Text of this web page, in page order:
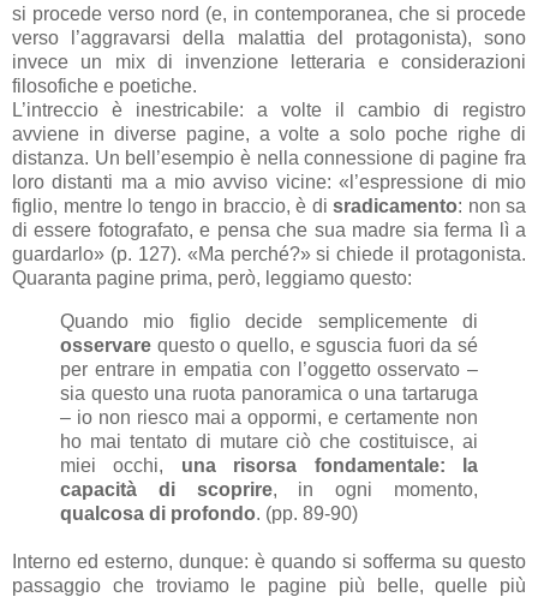
si procede verso nord (e, in contemporanea, che si procede
verso l’aggravarsi della malattia del protagonista), sono
invece un mix di invenzione letteraria e considerazioni
filosofiche e poetiche.
L’intreccio è inestricabile: a volte il cambio di registro
avviene in diverse pagine, a volte a solo poche righe di
distanza. Un bell’esempio è nella connessione di pagine fra
loro distanti ma a mio avviso vicine: «l’espressione di mio
figlio, mentre lo tengo in braccio, è di sradicamento: non sa
di essere fotografato, e pensa che sua madre sia ferma lì a
guardarlo» (p. 127). «Ma perché?» si chiede il protagonista.
Quaranta pagine prima, però, leggiamo questo:
Quando mio figlio decide semplicemente di
osservare questo o quello, e sguscia fuori da sé
per entrare in empatia con l’oggetto osservato –
sia questo una ruota panoramica o una tartaruga
– io non riesco mai a oppormi, e certamente non
ho mai tentato di mutare ciò che costituisce, ai
miei occhi, una risorsa fondamentale: la
capacità di scoprire, in ogni momento,
qualcosa di profondo. (pp. 89-90)
Interno ed esterno, dunque: è quando si sofferma su questo
passaggio che troviamo le pagine più belle, quelle più